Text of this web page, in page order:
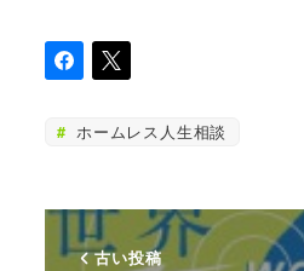
ホームレス人生相談
古い投稿